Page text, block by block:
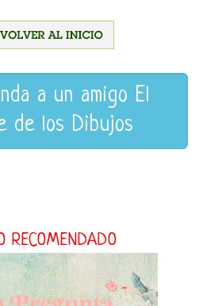
a un amigo El
de los Dibujos
RECOMENDADO